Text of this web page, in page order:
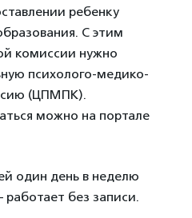
ребенку
С этим
комиссии нужно
психолого-медико-
(ЦПМПК).
можно на портале
один день в неделю
без записи.